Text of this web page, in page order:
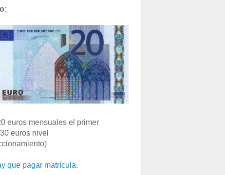
:
euros mensuales el primer
euros nivel
que pagar matrícula.